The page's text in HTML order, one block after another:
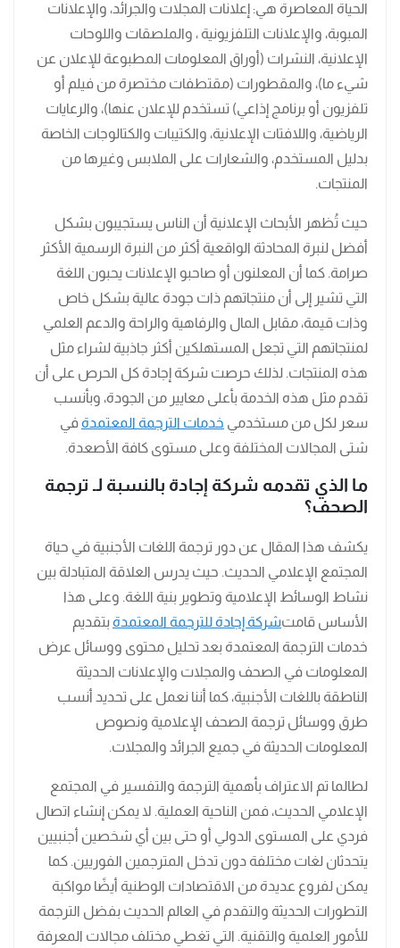
الحياة المعاصرة هي: إعلانات المجلات والجرائد، والإعلانات
المبوبة، والإعلانات التلفزيونية ، والملصقات واللوحات
الإعلانية، النشرات (أوراق المعلومات المطبوعة للإعلان عن
شيء ما)، والمقطورات (مقتطفات مختصرة من فيلم أو
تلفزيون أو برنامج إذاعي) تستخدم للإعلان عنها)، والرعايات
الرياضية، واللافتات الإعلانية، والكتيبات والكتالوجات الخاصة
بدليل المستخدم، والشعارات على الملابس وغيرها من
المنتجات.
حيث تُظهر الأبحاث الإعلانية أن الناس يستجيبون بشكل
أفضل لنبرة المحادثة الواقعية أكثر من النبرة الرسمية الأكثر
صرامة. كما أن المعلنون أو صاحبو الإعلانات يحبون اللغة
التي تشير إلى أن منتجاتهم ذات جودة عالية بشكل خاص
وذات قيمة، مقابل المال والرفاهية والراحة والدعم العلمي
لمنتجاتهم التي تجعل المستهلكين أكثر جاذبية لشراء مثل
هذه المنتجات. لذلك حرصت شركة إجادة كل الحرص على أن
تقدم مثل هذه الخدمة بأعلى معايير من الجودة، وبأنسب
سعر لكل من مستخدمي خدمات الترجمة المعتمدة في
شتى المجالات المختلفة وعلى مستوى كافة الأصعدة.
ما الذي تقدمه شركة إجادة بالنسبة لـ ترجمة
الصحف؟
يكشف هذا المقال عن دور ترجمة اللغات الأجنبية في حياة
المجتمع الإعلامي الحديث. حيث يدرس العلاقة المتبادلة بين
نشاط الوسائط الإعلامية وتطوير بنية اللغة. وعلى هذا
الأساس قامتشركة إجادة للترجمة المعتمدة بتقديم
خدمات الترجمة المعتمدة بعد تحليل محتوى ووسائل عرض
المعلومات في الصحف والمجلات والإعلانات الحديثة
الناطقة باللغات الأجنبية، كما أننا نعمل على تحديد أنسب
طرق ووسائل ترجمة الصحف الإعلامية ونصوص
المعلومات الحديثة في جميع الجرائد والمجلات.
لطالما تم الاعتراف بأهمية الترجمة والتفسير في المجتمع
الإعلامي الحديث، فمن الناحية العملية. لا يمكن إنشاء اتصال
فردي على المستوى الدولي أو حتى بين أي شخصين أجنبيين
يتحدثان لغات مختلفة دون تدخل المترجمين الفوريين. كما
يمكن لفروع عديدة من الاقتصادات الوطنية أيضًا مواكبة
التطورات الحديثة والتقدم في العالم الحديث بفضل الترجمة
للأمور العلمية والتقنية. التي تغطي مختلف مجالات المعرفة